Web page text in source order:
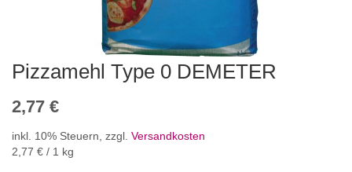
Pizzamehl Type 0 DEMETER
2,77 €
inkl. 10% Steuern, zzgl. Versandkosten
2,77 € / 1 kg